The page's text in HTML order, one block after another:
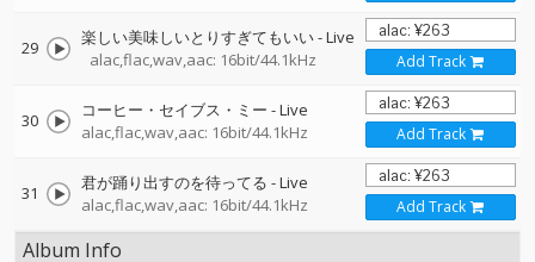
29
楽しい美味しいとりすぎてもいい - Live
alac,flac,wav,aac: 16bit/44.1kHz
Add Track
30
コーヒー・セイブス・ミー - Live
alac,flac,wav,aac: 16bit/44.1kHz
Add Track
31
君が踊り出すのを待ってる - Live
alac,flac,wav,aac: 16bit/44.1kHz
Add Track
Album Info